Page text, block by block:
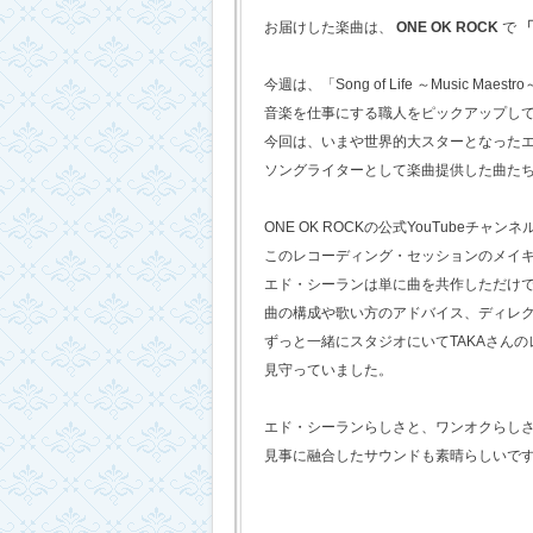
お届けした楽曲は、 ONE OK ROCK で
今週は、「Song of Life ～Music Maestro
音楽を仕事にする職人をピックアップし
今回は、いまや世界的大スターとなった
ソングライターとして楽曲提供した曲た
ONE OK ROCKの公式YouTubeチャンネ
このレコーディング・セッションのメイ
エド・シーランは単に曲を共作しただけ
曲の構成や歌い方のアドバイス、ディレ
ずっと一緒にスタジオにいてTAKAさん
見守っていました。
エド・シーランらしさと、ワンオクらし
見事に融合したサウンドも素晴らしいで